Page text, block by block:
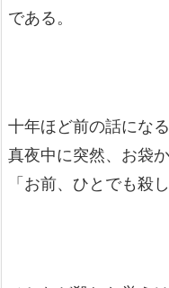
である。
十年ほど前の話になる
真夜中に突然、お袋
「お前、ひとでも殺